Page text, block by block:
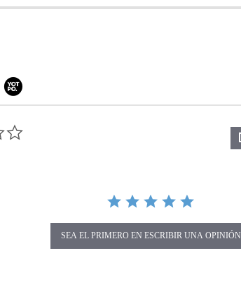
SEA EL PRIMERO EN ESCRIBIR UNA OPINIÓN